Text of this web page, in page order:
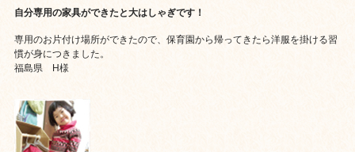
自分専用の家具ができたと大はしゃぎです！
専用のお片付け場所ができたので、保育園から帰ってきたら洋服を掛ける習
慣が身につきました。
福島県 H様